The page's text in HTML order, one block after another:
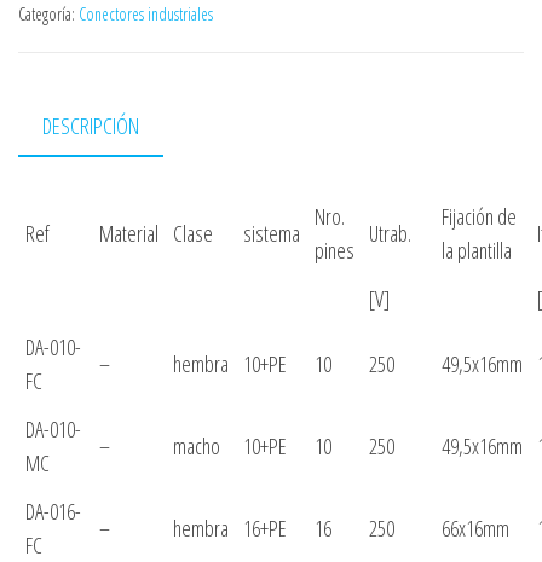
Categoría: Conectores industriales
DESCRIPCIÓN
Ref Material Clase sistema
Nro.
pines
Utrab.
Fijación de
la plantilla
[V]
DA-010-
FC
– hembra 10+PE 10 250 49,5x16mm
DA-010-
MC
– macho 10+PE 10 250 49,5x16mm
DA-016-
FC
– hembra 16+PE 16 250 66x16mm